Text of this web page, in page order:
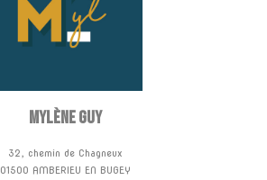
Mylène GUY
32, chemin de Chagneux
01500 AMBERIEU EN BUGEY